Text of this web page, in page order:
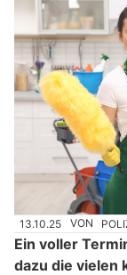
13.10.25 VON
Ein voller
dazu die vielen